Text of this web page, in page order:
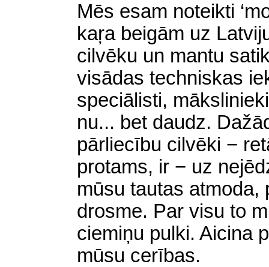
Mēs esam noteikti
kaŗa beigām uz
cilvēku un mantu
visādas techniskas
speciālisti,
nu... bet daudz.
pārliecību cilvēki −
protams, ir − uz
mūsu tautas
drosme. Par visu to
ciemiņu pulki. Aicina
mūsu cerības.